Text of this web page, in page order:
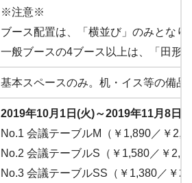
※注意※
ブース配置は、「横並び」のみとなり
一般ブースの4ブース以上は、「田形
基本スペースのみ。机・イス等の備品
2019年10月1日(火)～2019年11月8日(
No.1 会議テーブルM（￥1,890／￥
No.2 会議テーブルS（￥1,580／￥
No.3 会議テーブルSS（￥1,380／￥